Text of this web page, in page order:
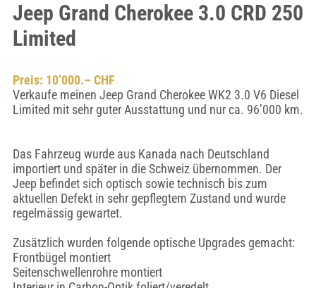
Jeep Grand Cherokee 3.0 CRD 250
Limited
Preis: 10’000.– CHF
Verkaufe meinen Jeep Grand Cherokee WK2 3.0 V6 Diesel
Limited mit sehr guter Ausstattung und nur ca. 96’000 km.
Das Fahrzeug wurde aus Kanada nach Deutschland
importiert und später in die Schweiz übernommen. Der
Jeep befindet sich optisch sowie technisch bis zum
aktuellen Defekt in sehr gepflegtem Zustand und wurde
regelmässig gewartet.
Zusätzlich wurden folgende optische Upgrades gemacht:
Frontbügel montiert
Seitenschwellenrohre montiert